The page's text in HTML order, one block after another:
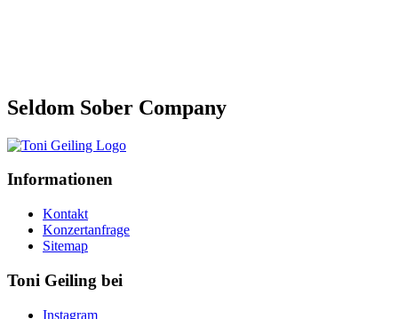
Seldom Sober Company
Informationen
Kontakt
Konzertanfrage
Sitemap
Toni Geiling bei
Instagram